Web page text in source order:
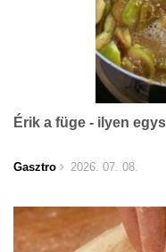
Érik a füge - ilyen
Gasztro 2026. 07. 08.